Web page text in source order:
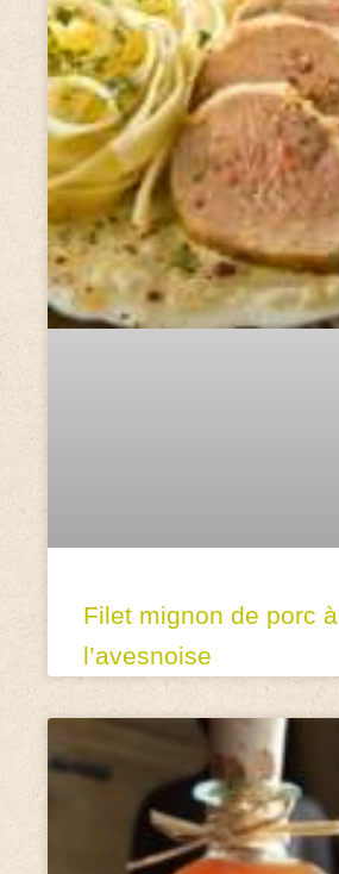
Filet mignon de porc à
l’avesnoise